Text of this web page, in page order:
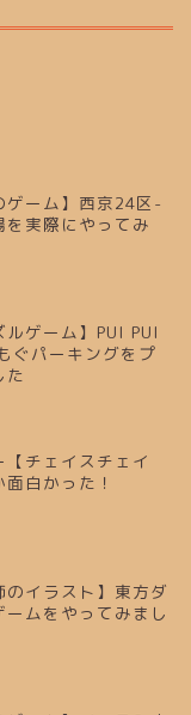
ゲーム】西京24区-
を実際にやってみ
ルゲーム】PUI PUI
ぐパーキングをプ
た
【チェイスチェイ
白かった！
のイラスト】東方ダ
ームをやってみまし